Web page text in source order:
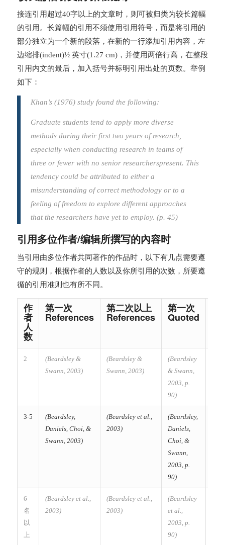
接连引用超过40字以上的文章时，则可被归类为较长篇幅
的引用。长篇幅的引用不须使用引用符号，而是将引用的
部分独立为一个新的段落，在新的一行添加引用内容，左
边缩排(indent)½ 英寸(1.27 cm)，并使用两倍行高，在整段
引用内文的最后，加入括号并标明引用出处的页数。举例
如下：
Khan’s (1976) study found the following:
Graduate students tend to apply more diverse
methods during their first two years of research,
especially when conducting research in teams of
three or fewer with no senior researcherspresent. This
tendency could be attributed to either a
misunderstanding of correct methodology or to a
feeling of freedom to explore different approaches
that the researchers have yet to employ. (p. 45)
引用多位作者/编辑所撰写的內容时
当引用由多位作者共同著作的作品时，以下有几点需要遵
守的规则，根据作者的人数以及你所引用的次数，所要遵
循的引用准则也有所不同。
作
者
人
数
第一次
References
第二次以上
References
第一次
Quoted
2
(Beardsley &
Swann, 2003)
(Beardsley &
Swann, 2003)
(Beardsley
& Swann,
2003, p.
90)
3-5
(Beardsley,
Daniels, Choi, &
Swann, 2003)
(Beardsley et al.,
2003)
(Beardsley,
Daniels,
Choi, &
Swann,
2003, p.
90)
6
名
以
上
(Beardsley et al.,
2003)
(Beardsley et al.,
2003)
(Beardsley
et al.,
2003, p.
90)